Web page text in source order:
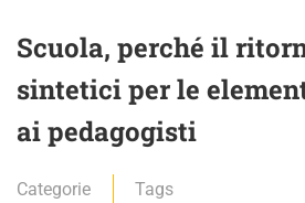
Scuola, perché il
sintetici per le
ai pedagogisti
Categorie Tags